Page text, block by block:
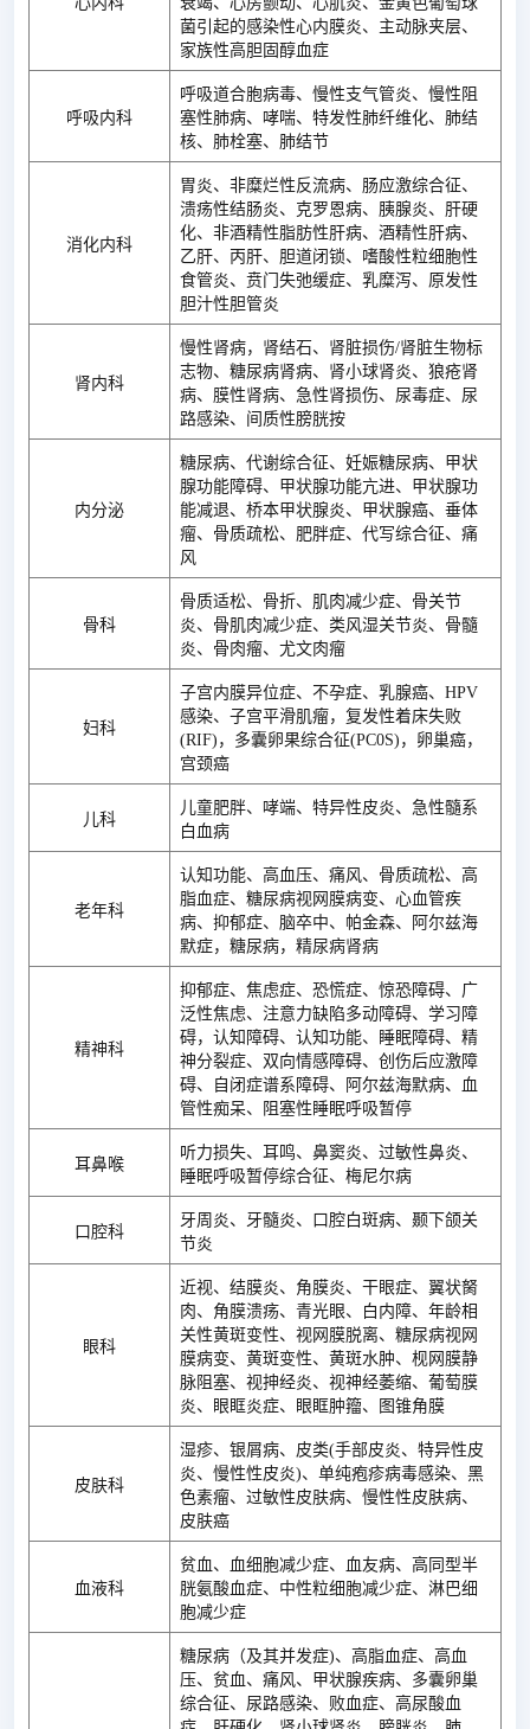
菌引起的感染性心内膜炎、主动脉夹层、
家族性高胆固醇血症
呼吸内科
呼吸道合胞病毒、慢性支气管炎、慢性阻
塞性肺病、哮喘、特发性肺纤维化、肺结
核、肺栓塞、肺结节
消化内科
胃炎、非糜烂性反流病、肠应激综合征、
溃疡性结肠炎、克罗恩病、胰腺炎、肝硬
化、非酒精性脂肪性肝病、酒精性肝病、
乙肝、丙肝、胆道闭锁、嗜酸性粒细胞性
食管炎、贲门失弛缓症、乳糜泻、原发性
胆汁性胆管炎
肾内科
慢性肾病，肾结石、肾脏损伤/肾脏生物标
志物、糖尿病肾病、肾小球肾炎、狼疮肾
病、膜性肾病、急性肾损伤、尿毒症、尿
路感染、间质性膀胱按
内分泌
糖尿病、代谢综合征、妊娠糖尿病、甲状
腺功能障碍、甲状腺功能亢进、甲状腺功
能减退、桥本甲状腺炎、甲状腺癌、垂体
瘤、骨质疏松、肥胖症、代写综合征、痛
风
骨科
骨质适松、骨折、肌肉减少症、骨关节
炎、骨肌肉减少症、类风湿关节炎、骨髓
炎、骨肉瘤、尤文肉瘤
妇科
子宫内膜异位症、不孕症、乳腺癌、HPV
感染、子宫平滑肌瘤，复发性着床失败
(RIF)，多囊卵果综合征(PC0S)，卵巢癌，
宫颈癌
儿科
儿童肥胖、哮端、特异性皮炎、急性髓系
白血病
老年科
认知功能、高血压、痛风、骨质疏松、高
脂血症、糖尿病视网膜病变、心血管疾
病、抑郁症、脑卒中、帕金森、阿尔兹海
默症，糖尿病，精尿病肾病
精神科
抑郁症、焦虑症、恐慌症、惊恐障碍、广
泛性焦虑、注意力缺陷多动障碍、学习障
碍，认知障碍、认知功能、睡眠障碍、精
神分裂症、双向情感障碍、创伤后应激障
碍、自闭症谱系障碍、阿尔兹海默病、血
管性痴呆、阻塞性睡眠呼吸暂停
耳鼻喉
听力损失、耳鸣、鼻窦炎、过敏性鼻炎、
睡眠呼吸暂停综合征、梅尼尔病
口腔科
牙周炎、牙髓炎、口腔白斑病、颞下颌关
节炎
眼科
近视、结膜炎、角膜炎、干眼症、翼状胬
肉、角膜溃疡、青光眼、白内障、年龄相
关性黄斑变性、视网膜脱离、糖尿病视网
膜病变、黄斑变性、黄斑水肿、枧网膜静
脉阻塞、视抻经炎、视神经萎缩、葡萄膜
炎、眼眶炎症、眼眶肿籀、图锥角膜
皮肤科
湿疹、银屑病、皮类(手部皮炎、特异性皮
炎、慢性性皮炎)、单纯疱疹病毒感染、黑
色素瘤、过敏性皮肤病、慢性性皮肤病、
皮肤癌
血液科
贫血、血细胞减少症、血友病、高同型半
胱氨酸血症、中性粒细胞减少症、淋巴细
胞减少症
糖尿病（及其并发症)、高脂血症、高血
压、贫血、痛风、甲状腺疾病、多囊卵巢
综合征、尿路感染、败血症、高尿酸血